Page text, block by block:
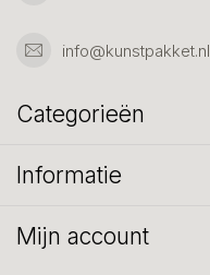
info@kunstpakket.nl
Categorieën
Informatie
Mijn account